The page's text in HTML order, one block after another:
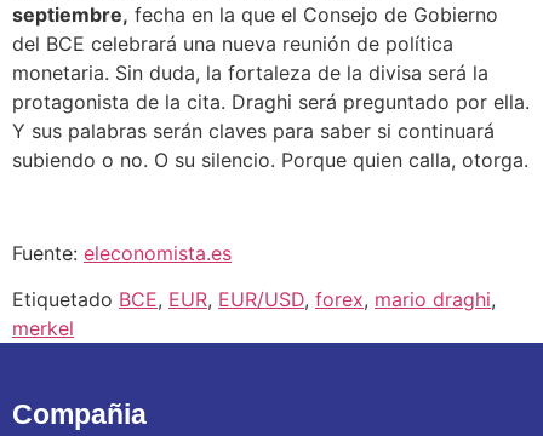
septiembre, fecha en la que el Consejo de Gobierno
del BCE celebrará una nueva reunión de política
monetaria. Sin duda, la fortaleza de la divisa será la
protagonista de la cita. Draghi será preguntado por ella.
Y sus palabras serán claves para saber si continuará
subiendo o no. O su silencio. Porque quien calla, otorga.
Fuente: eleconomista.es
Etiquetado BCE, EUR, EUR/USD, forex, mario draghi,
merkel
Compañia